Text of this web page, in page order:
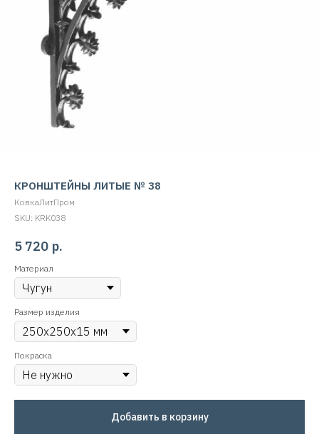
КРОНШТЕЙНЫ ЛИТЫЕ № 38
КовкаЛитПром
SKU: KRK038
5 720 р.
Материал
Размер изделия
Покраска
Добавить в корзину